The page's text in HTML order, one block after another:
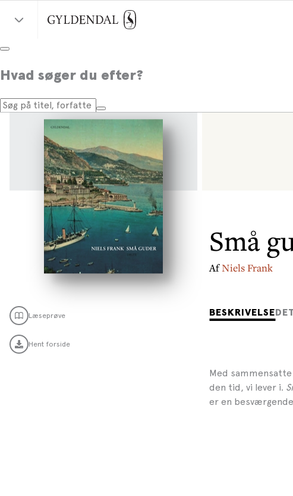
Hvad søger du efter?
Små
AfNiels Frank
Læseprøve
Hent forside
BESKRIVELSE
Med
den tid, vi lever i.
er en